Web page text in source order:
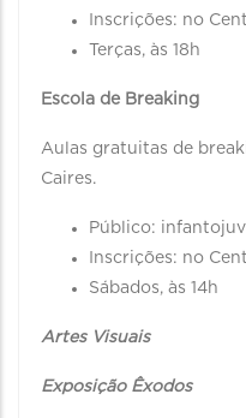
Inscrições: no
Terças, às 18h
Escola de Breaking
Aulas gratuitas de
Caires.
Público:
Inscrições: no
Sábados, às 14h
Artes Visuais
Exposição Êxodos